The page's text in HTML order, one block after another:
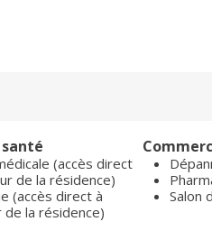
santé
(accès direct
de la résidence)
(accès direct à
de la résidence)
Salon